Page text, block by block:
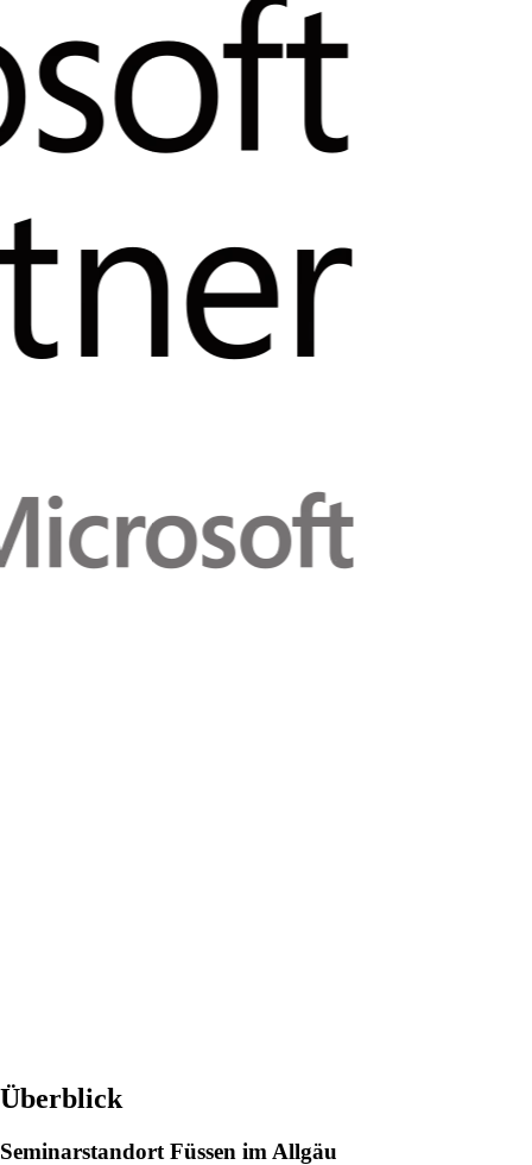
Überblick
Seminarstandort Füssen im Allgäu